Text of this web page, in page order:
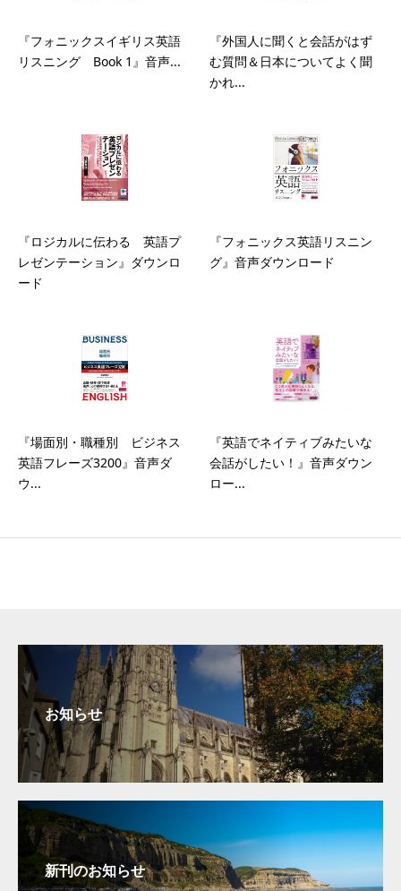
『フォニックスイギリス英語
リスニング Book 1』音声...
『外国人に聞くと会話がはず
む質問＆日本についてよく聞
かれ...
『ロジカルに伝わる 英語プ
レゼンテーション』ダウンロ
ード
『フォニックス英語リスニン
グ』音声ダウンロード
『場面別・職種別 ビジネス
英語フレーズ3200』音声ダ
ウ...
『英語でネイティブみたいな
会話がしたい！』音声ダウン
ロー...
お知らせ
新刊のお知らせ